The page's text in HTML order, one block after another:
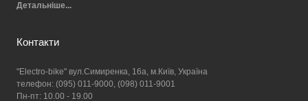
Детальніше...
Контакти
"Electro-bike" вул.Симиренка, 16а, м.Київ, Україна
телефон: (095) 011-9000, (098) 011-9001
Пн-пт: 10.00 - 19.00